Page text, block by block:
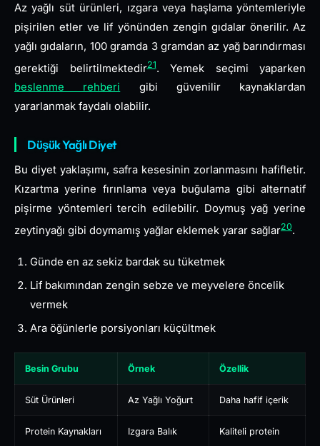
Az yağlı süt ürünleri, ızgara veya haşlama yöntemleriyle
pişirilen etler ve lif yönünden zengin gıdalar önerilir. Az
yağlı gıdaların, 100 gramda 3 gramdan az yağ barındırması
gerektiği belirtilmektedir21. Yemek seçimi yaparken
beslenme rehberi gibi güvenilir kaynaklardan
yararlanmak faydalı olabilir.
Düşük Yağlı Diyet
Bu diyet yaklaşımı, safra kesesinin zorlanmasını hafifletir.
Kızartma yerine fırınlama veya buğulama gibi alternatif
pişirme yöntemleri tercih edilebilir. Doymuş yağ yerine
zeytinyağı gibi doymamış yağlar eklemek yarar sağlar20.
Günde en az sekiz bardak su tüketmek
Lif bakımından zengin sebze ve meyvelere öncelik
vermek
Ara öğünlerle porsiyonları küçültmek
Besin Grubu Örnek Özellik
Süt Ürünleri Az Yağlı Yoğurt Daha hafif içerik
Protein Kaynakları Izgara Balık Kaliteli protein